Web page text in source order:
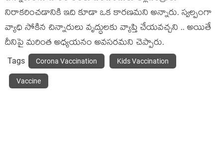
నిరాకరించడానికి ఇది కూడా ఒక కారణమని అన్నారు. స్వల్పంగా
వ్యాధి సోకిన చిన్నారులు వృద్ధులకు వ్యాప్తి చేయవచ్చని .. అయితే
దీనిపై మరింత అధ్యయనం అవసరమని చెప్పారు.
Tags Corona Vaccination Kids Vaccination
Vaccine